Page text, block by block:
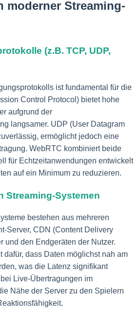
moderner Streaming-
(z.B. TCP, UDP,
ist fundamental für die
Control Protocol) bietet hohe
aufgrund der
langsamer. UDP (User Datagram
ermöglicht jedoch eine
WebRTC kombiniert beide
für Echtzeitanwendungen entwickelt
auf ein Minimum zu reduzieren.
Streaming-Systemen
bestehen aus mehreren
Server, CDN (Content Delivery
und den Endgeräten der Nutzer.
dafür, dass Daten möglichst nah am
was die Latenz signifikant
Live-Übertragungen im
Nähe der Server zu den Spielern